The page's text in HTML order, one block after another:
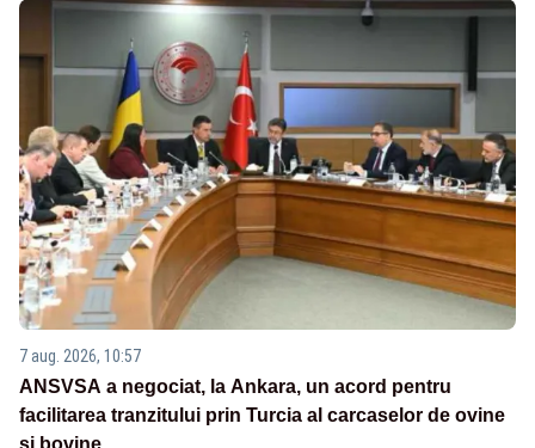
7 aug. 2026, 10:57
ANSVSA a negociat, la Ankara, un acord pentru
facilitarea tranzitului prin Turcia al carcaselor de ovine
și bovine